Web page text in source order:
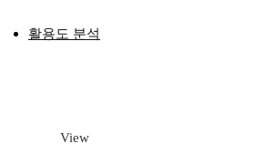
활용도 분석
View